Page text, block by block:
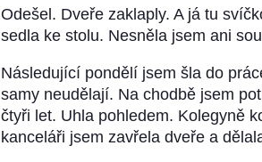
Odešel. Dveře zaklaply. A já tu
sedla ke stolu. Nesněla jsem ani
Následující pondělí jsem šla do
samy neudělají. Na chodbě jsem
čtyři let. Uhla pohledem. Kolegyně
kanceláři jsem zavřela dveře a